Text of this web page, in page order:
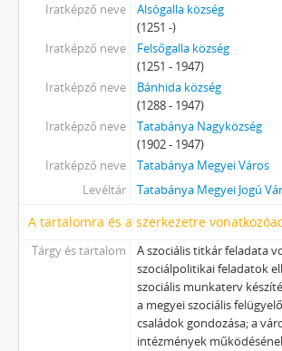
Iratképző neve
Alsógalla község
(1251 -)
Iratképző neve
Felsőgalla község
(1251 - 1947)
Iratképző neve
Bánhida község
(1288 - 1947)
Iratképző neve
Tatabánya Nagyközség
(1902 - 1947)
Iratképző neve
Tatabánya Megyei Város
Levéltár
Tatabánya Megyei Jogú
A tartalomra és a szerkezetre
Tárgy és tartalom
A szociális titkár feladata
szociálpolitikai feladatok
szociális munkaterv
a megyei szociális
családok gondozása; a
intézmények